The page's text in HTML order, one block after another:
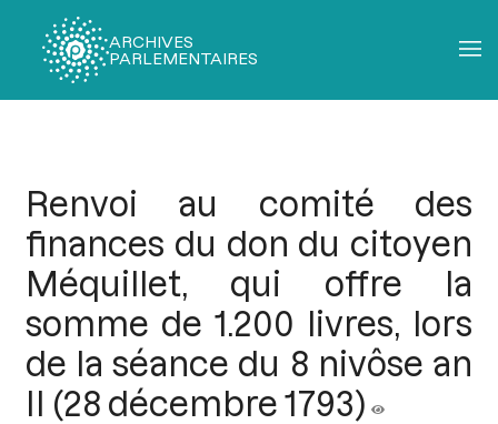
ARCHIVES
PARLEMENTAIRES
Renvoi au comité des
finances du don du citoyen
Méquillet, qui offre la
somme de 1.200 livres, lors
de la séance du 8 nivôse an
II (28 décembre 1793)